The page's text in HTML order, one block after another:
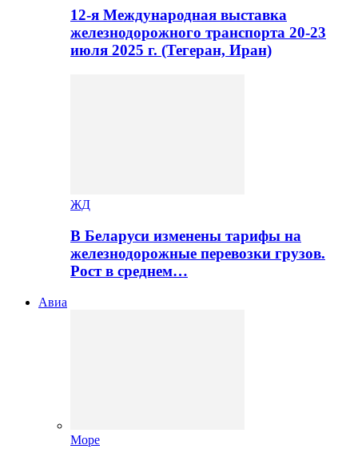
12-я Международная выставка
железнодорожного транспорта 20-23
июля 2025 г. (Тегеран, Иран)
ЖД
В Беларуси изменены тарифы на
железнодорожные перевозки грузов.
Рост в среднем…
Авиа
Море